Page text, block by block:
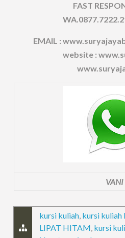
FAST
EMAIL :
website :
VANI
kursi kuliah, kursi kuliah
LIPAT HITAM, kursi